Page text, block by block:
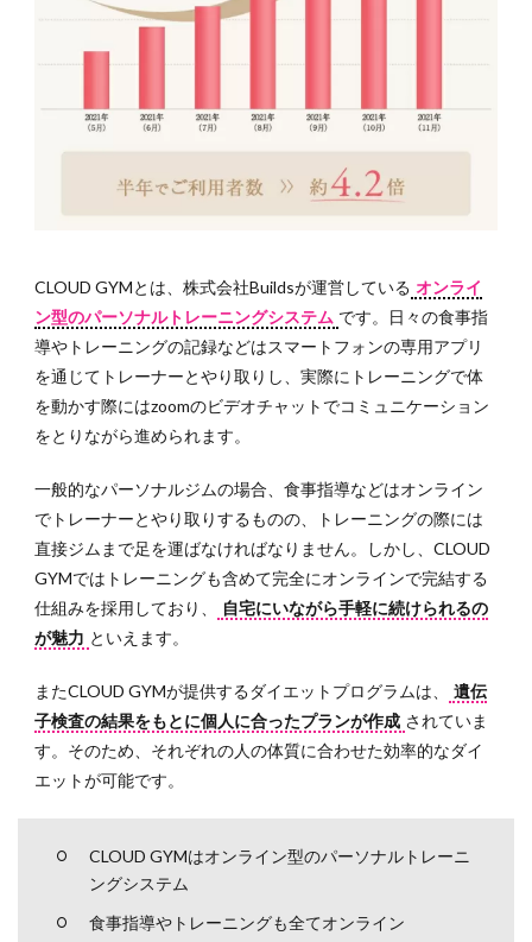
グの
返金
制度
度
3
GYMの
「ゲノ
ム式メ
ド」と
4
CLOUD
こんな
人にお
自宅
や職
場近
がな
い人
4.2
CLOUD GYMとは、株式会社Buildsが運営している オンライ
ン型のパーソナルトレーニングシステム です。日々の食事指
導やトレーニングの記録などはスマートフォンの専用アプリ
を通じてトレーナーとやり取りし、実際にトレーニングで体
を動かす際にはzoomのビデオチャットでコミュニケーション
をとりながら進められます。
一般的なパーソナルジムの場合、食事指導などはオンライン
でトレーナーとやり取りするものの、トレーニングの際には
直接ジムまで足を運ばなければなりません。しかし、CLOUD
GYMではトレーニングも含めて完全にオンラインで完結する
仕組みを採用しており、
自宅にいながら手軽に続けられるの
が魅力 といえます。
またCLOUD GYMが提供するダイエットプログラムは、
遺伝
子検査の結果をもとに個人に合ったプランが作成 されていま
す。そのため、それぞれの人の体質に合わせた効率的なダイ
エットが可能です。
CLOUD GYMはオンライン型のパーソナルトレーニ
ングシステム
食事指導やトレーニングも全てオンライン